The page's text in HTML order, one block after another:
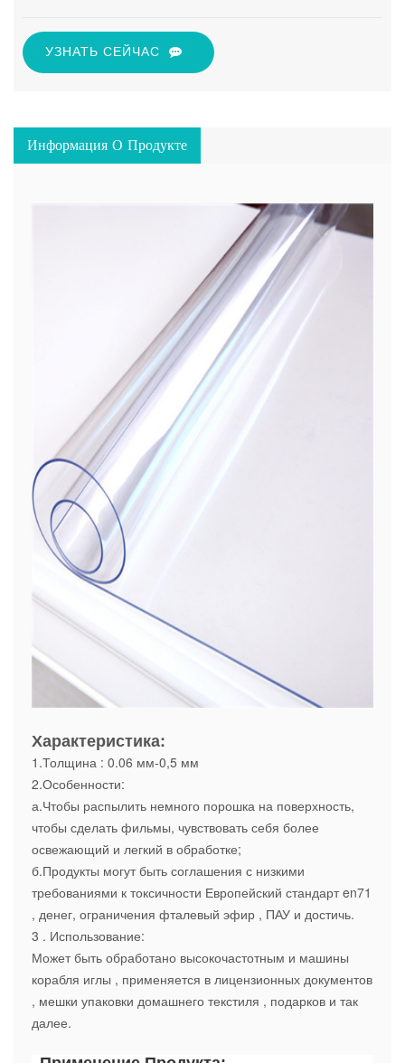
УЗНАТЬ СЕЙЧАС
Информация О Продукте
Характеристика:
1.Толщина : 0.06 мм-0,5 мм
2.Особенности:
а.Чтобы распылить немного порошка на поверхность,
чтобы сделать фильмы, чувствовать себя более
освежающий и легкий в обработке;
б.Продукты могут быть соглашения с низкими
требованиями к токсичности Европейский стандарт en71
, денег, ограничения фталевый эфир , ПАУ и достичь.
3 . Использование:
Может быть обработано высокочастотным и машины
корабля иглы , применяется в лицензионных документов
, мешки упаковки домашнего текстиля , подарков и так
далее.